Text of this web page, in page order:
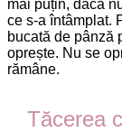
mai puțin, dacă
ce s-a întâmplat.
bucată de pânză
oprește. Nu se
rămâne.
Tăcerea